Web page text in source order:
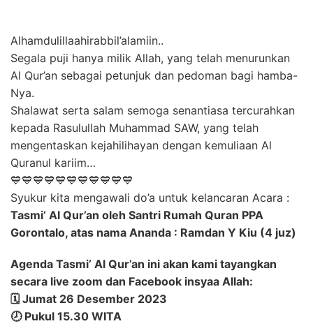
Alhamdulillaahirabbil’alamiin..
Segala puji hanya milik Allah, yang telah menurunkan
Al Qur’an sebagai petunjuk dan pedoman bagi hamba-
Nya.
Shalawat serta salam semoga senantiasa tercurahkan
kepada Rasulullah Muhammad SAW, yang telah
mengentaskan kejahilihayan dengan kemuliaan Al
Quranul kariim…
💙💙💙💙💙💙💙💙💙💙💙
Syukur kita mengawali do’a untuk kelancaran Acara :
Tasmi’ Al Qur’an oleh Santri Rumah Quran PPA
Gorontalo, atas nama Ananda : Ramdan Y Kiu (4 juz)
Agenda Tasmi’ Al Qur’an ini akan kami tayangkan
secara live zoom dan Facebook insyaa Allah:
🗓️ Jumat 26 Desember 2023
🕗 Pukul 15.30 WITA